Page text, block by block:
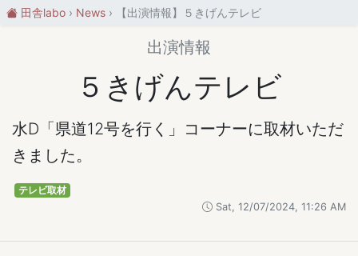
田舎labo News 【出演情報】５きげんテレビ
出演情報
５きげんテレビ
水D「県道12号を行く」コーナーに取材いただ
きました。
テレビ取材
Sat, 12/07/2024, 11:26 AM